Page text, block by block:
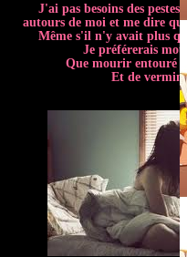
J'ai pas besoins des pestes
autours de moi et me dire
Même s'il n'y avait plus
Je préférerais
Que mourir entouré
Et de